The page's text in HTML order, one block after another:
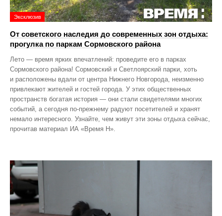
Эксклюзив
От советского наследия до современных зон отдыха:
прогулка по паркам Сормовского района
Лето — время ярких впечатлений: проведите его в парках
Сормовского района! Сормовский и Светлоярский парки, хоть
и расположены вдали от центра Нижнего Новгорода, неизменно
привлекают жителей и гостей города. У этих общественных
пространств богатая история — они стали свидетелями многих
событий, а сегодня по‑прежнему радуют посетителей и хранят
немало интересного. Узнайте, чем живут эти зоны отдыха сейчас,
прочитав материал ИА «Время Н».